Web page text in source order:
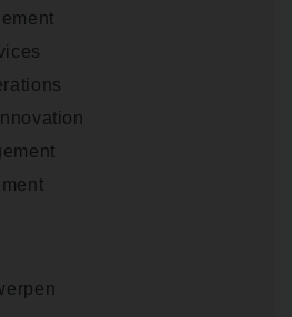
Mari­ne Cargo